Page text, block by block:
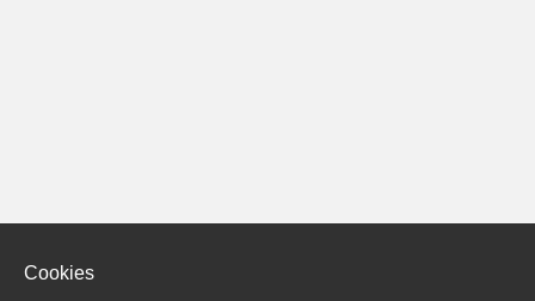
Cookies